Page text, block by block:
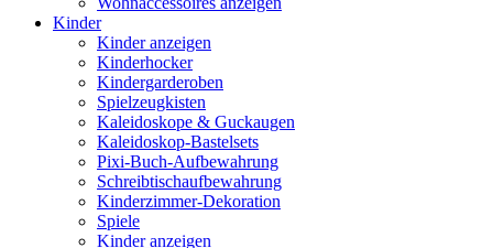
Kinder
Kinder anzeigen
Kinderhocker
Kindergarderoben
Spielzeugkisten
Kaleidoskope & Guckaugen
Kaleidoskop-Bastelsets
Pixi-Buch-Aufbewahrung
Schreibtischaufbewahrung
Kinderzimmer-Dekoration
Spiele
Kinder anzeigen